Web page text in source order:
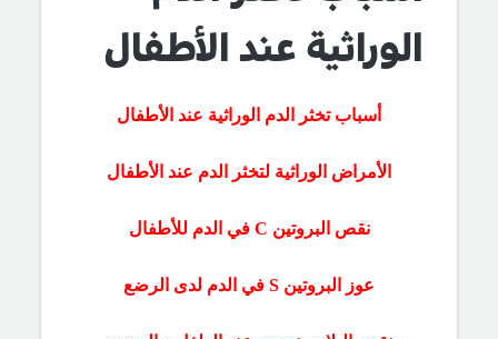
الوراثية عند الأطفال
أسباب تخثر الدم الوراثية عند الأطفال
الأمراض الوراثية لتخثر الدم عند الأطفال
نقص البروتين C في الدم للأطفال
عوز البروتين في الدم لدى الرضع